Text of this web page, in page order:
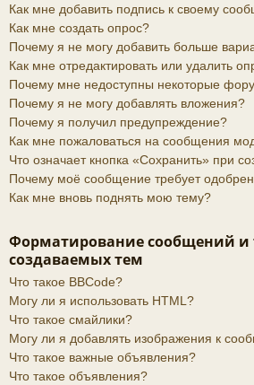
Как мне добавить подпись к своему
Как мне создать опрос?
Почему я не могу добавить больше
Как мне отредактировать или удалить
Почему мне недоступны некоторые
Почему я не могу добавлять вложения?
Почему я получил предупреждение?
Как мне пожаловаться на сообщения
Что означает кнопка «Сохранить» при
Почему моё сообщение требует
Как мне вновь поднять мою тему?
Форматирование сообщений и
создаваемых тем
Что такое BBCode?
Могу ли я использовать HTML?
Что такое смайлики?
Могу ли я добавлять изображения к
Что такое важные объявления?
Что такое объявления?